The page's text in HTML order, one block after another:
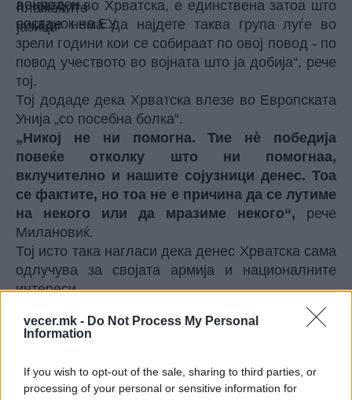
vecer.mk - Do Not Process My Personal
Information
If you wish to opt-out of the sale, sharing to third parties, or
processing of your personal or sensitive information for
а често и во Хрватска, е единствена затоа што
никаде нема да најдете таква група луѓе во
зрели години кои се собираат по овој повод - по
повод учеството во војната што ја добија“, рече
тој.
Тој додаде дека Хрватска влезе во Европската
Унија „со посебна болка“.
„Никој не ни помогна. Тие нè победија
повеќе отколку што ни помогнаа,
вклучително и нашите сојузници денес. Тоа
се фактите, но тоа не е причина да се лутиме
на некого или да мразиме некого“, рече
Милановиќ.
Тој исто така нагласи дека денес Хрватска сама
одлучува за својата армија и националните
интереси.
„Денес, ние одлучуваме за нашата судбина и
нашата армија, за нашите постапки, па дури и
хрватските интереси“, рече тој.
На одбележувањето на годишнината од